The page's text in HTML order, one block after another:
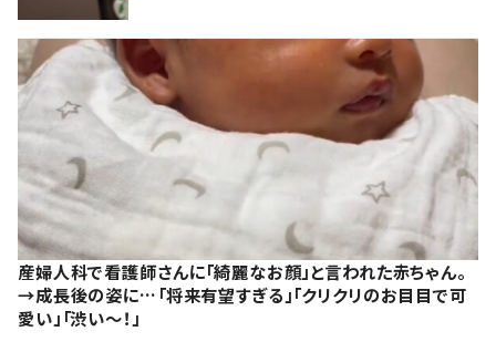
産婦人科で看護師さんに「綺麗なお顔」と言われた赤ちゃん。
→成長後の姿に…「将来有望すぎる」「クリクリのお目目で可
愛い」「渋い～！」